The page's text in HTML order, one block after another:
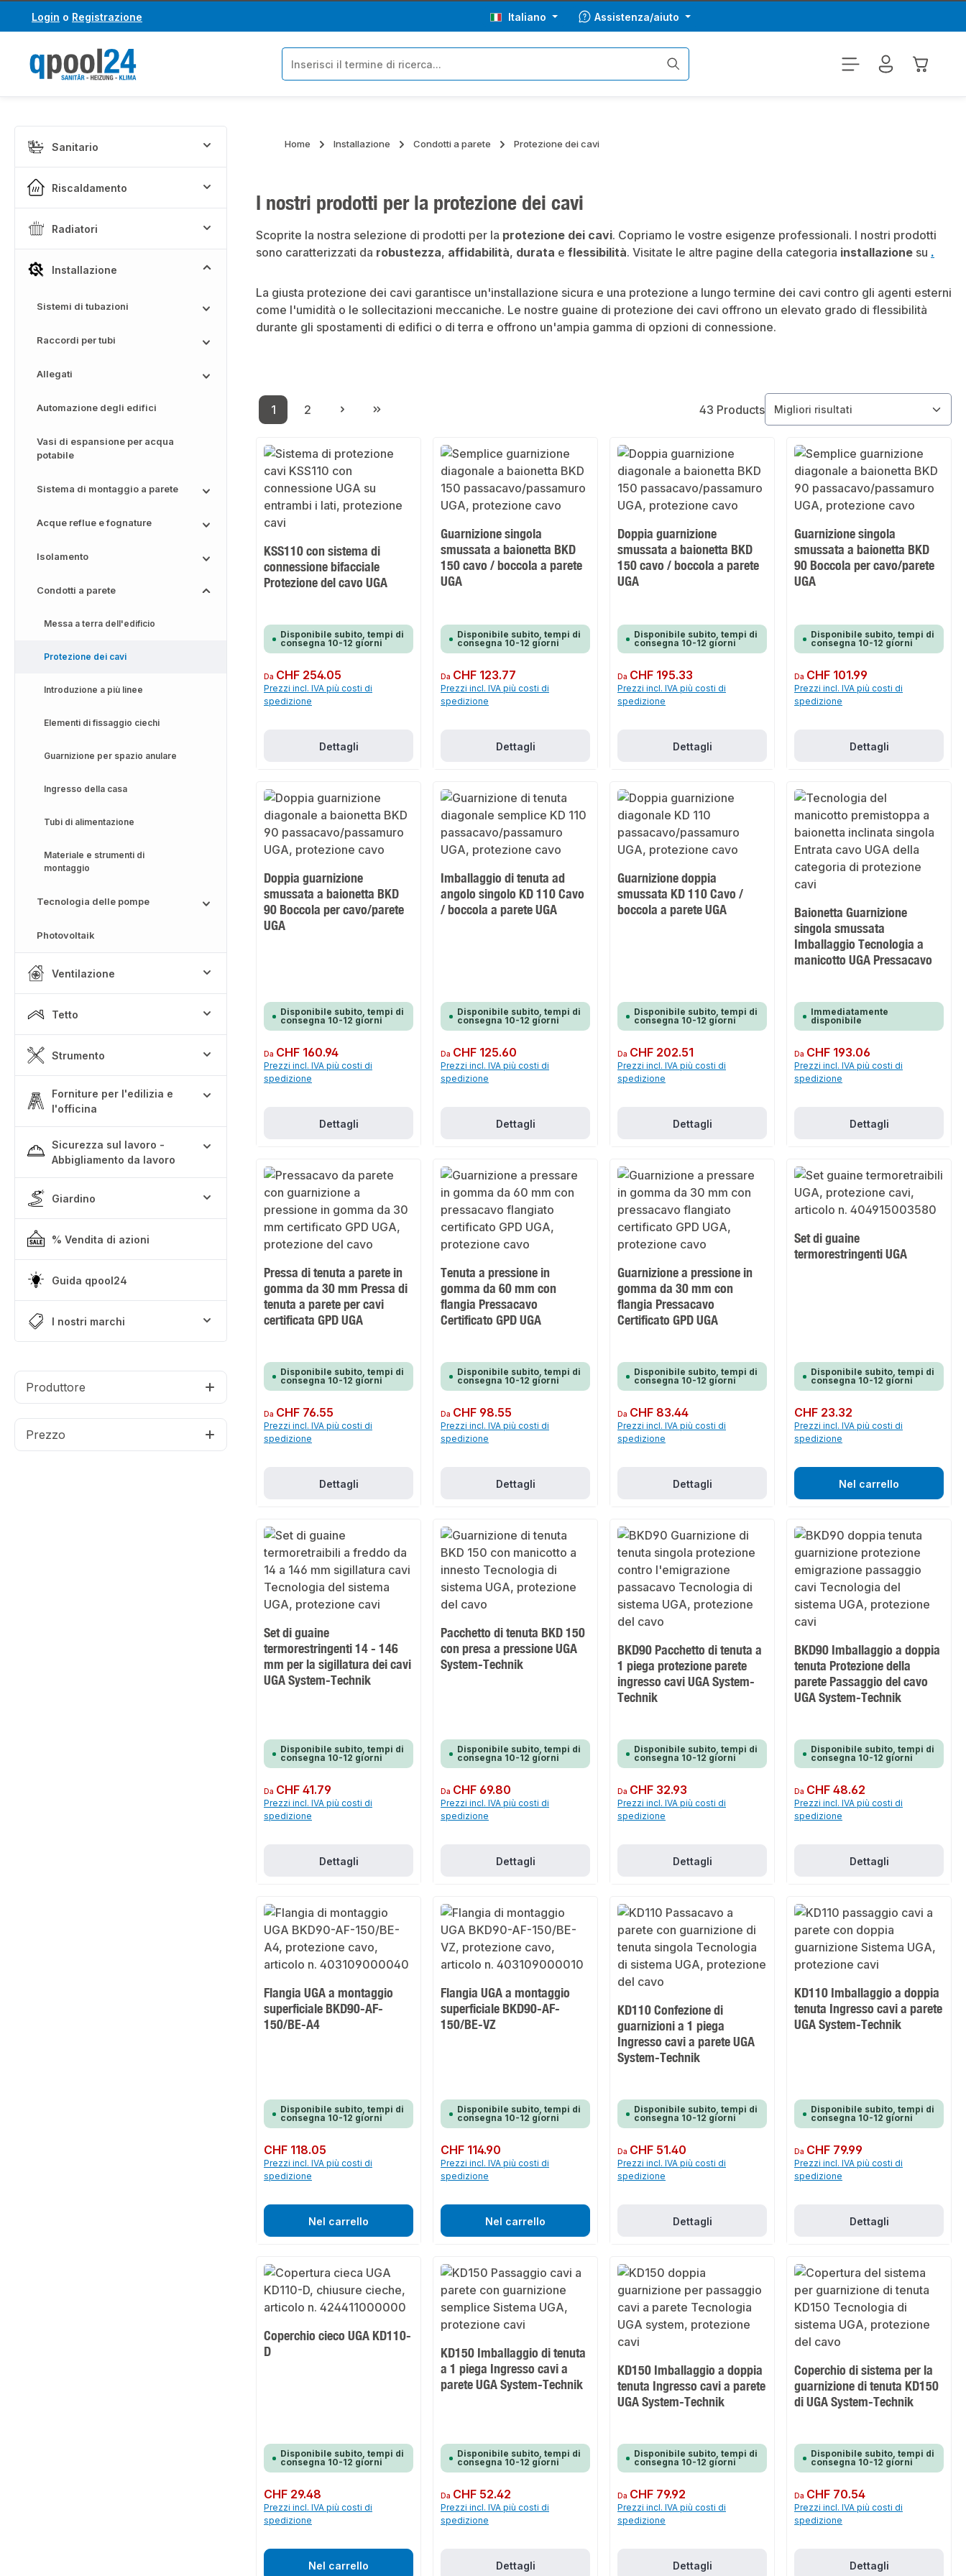
al contenuto principale
Salta alla ricerca
Login o Registrazione Italiano Assistenza/aiuto
Il
Sanitario
Riscaldamento
Radiatori
Installazione
Sistemi di tubazioni
Raccordi per tubi
Allegati
Automazione degli edifici
Vasi di espansione per acqua
potabile
Sistema di montaggio a parete
Acque reflue e fognature
Isolamento
Condotti a parete
Messa a terra dell'edificio
Protezione dei cavi
Introduzione a più linee
Elementi di fissaggio ciechi
Guarnizione per spazio anulare
Ingresso della casa
Tubi di alimentazione
Materiale e strumenti di
montaggio
Tecnologia delle pompe
Photovoltaik
Ventilazione
Tetto
Strumento
Forniture per l'edilizia e
l'officina
Sicurezza sul lavoro -
Abbigliamento da lavoro
Giardino
% Vendita di azioni
Guida qpool24
I nostri marchi
Produttore
Prezzo
Home Installazione Condotti a parete Protezione dei cavi
I nostri prodotti per la protezione dei cavi
Scoprite la nostra selezione di prodotti per la protezione dei cavi. Copriamo le vostre esigenze professionali. I nostri prodotti
sono caratterizzati da robustezza, affidabilità, durata e flessibilità. Visitate le altre pagine della categoria installazione su .
La giusta protezione dei cavi garantisce un'installazione sicura e una protezione a lungo termine dei cavi contro gli agenti esterni
come l'umidità o le sollecitazioni meccaniche. Le nostre guaine di protezione dei cavi offrono un elevato grado di flessibilità
durante gli spostamenti di edifici o di terra e offrono un'ampia gamma di opzioni di connessione.
Pagina
1
Pagina
2 43 Products
KSS110 con sistema di
connessione bifacciale
Protezione del cavo UGA
Disponibile subito, tempi di
consegna 10-12 giorni
Prezzo normale:
Da CHF 254.05
Prezzi incl. IVA più costi di
spedizione
Dettagli
Guarnizione singola
smussata a baionetta BKD
150 cavo / boccola a parete
UGA
Disponibile subito, tempi di
consegna 10-12 giorni
Prezzo normale:
Da CHF 123.77
Prezzi incl. IVA più costi di
spedizione
Dettagli
Doppia guarnizione
smussata a baionetta BKD
150 cavo / boccola a parete
UGA
Disponibile subito, tempi di
consegna 10-12 giorni
Prezzo normale:
Da CHF 195.33
Prezzi incl. IVA più costi di
spedizione
Dettagli
Guarnizione singola
smussata a baionetta BKD
90 Boccola per cavo/parete
UGA
Disponibile subito, tempi di
consegna 10-12 giorni
Prezzo normale:
Da CHF 101.99
Prezzi incl. IVA più costi di
spedizione
Dettagli
Doppia guarnizione
smussata a baionetta BKD
90 Boccola per cavo/parete
UGA
Disponibile subito, tempi di
consegna 10-12 giorni
Prezzo normale:
Da CHF 160.94
Prezzi incl. IVA più costi di
spedizione
Dettagli
Imballaggio di tenuta ad
angolo singolo KD 110 Cavo
/ boccola a parete UGA
Disponibile subito, tempi di
consegna 10-12 giorni
Prezzo normale:
Da CHF 125.60
Prezzi incl. IVA più costi di
spedizione
Dettagli
Guarnizione doppia
smussata KD 110 Cavo /
boccola a parete UGA
Disponibile subito, tempi di
consegna 10-12 giorni
Prezzo normale:
Da CHF 202.51
Prezzi incl. IVA più costi di
spedizione
Dettagli
Baionetta Guarnizione
singola smussata
Imballaggio Tecnologia a
manicotto UGA Pressacavo
Immediatamente
disponibile
Prezzo normale:
Da CHF 193.06
Prezzi incl. IVA più costi di
spedizione
Dettagli
Pressa di tenuta a parete in
gomma da 30 mm Pressa di
tenuta a parete per cavi
certificata GPD UGA
Disponibile subito, tempi di
consegna 10-12 giorni
Prezzo normale:
Da CHF 76.55
Prezzi incl. IVA più costi di
spedizione
Dettagli
Tenuta a pressione in
gomma da 60 mm con
flangia Pressacavo
Certificato GPD UGA
Disponibile subito, tempi di
consegna 10-12 giorni
Prezzo normale:
Da CHF 98.55
Prezzi incl. IVA più costi di
spedizione
Dettagli
Guarnizione a pressione in
gomma da 30 mm con
flangia Pressacavo
Certificato GPD UGA
Disponibile subito, tempi di
consegna 10-12 giorni
Prezzo normale:
Da CHF 83.44
Prezzi incl. IVA più costi di
spedizione
Dettagli
Set di guaine
termorestringenti UGA
Disponibile subito, tempi di
consegna 10-12 giorni
Prezzo normale:
CHF 23.32
Prezzi incl. IVA più costi di
spedizione
Nel carrello
Set di guaine
termorestringenti 14 - 146
mm per la sigillatura dei cavi
UGA System-Technik
Disponibile subito, tempi di
consegna 10-12 giorni
Prezzo normale:
Da CHF 41.79
Prezzi incl. IVA più costi di
spedizione
Dettagli
Pacchetto di tenuta BKD 150
con presa a pressione UGA
System-Technik
Disponibile subito, tempi di
consegna 10-12 giorni
Prezzo normale:
Da CHF 69.80
Prezzi incl. IVA più costi di
spedizione
Dettagli
BKD90 Pacchetto di tenuta a
1 piega protezione parete
ingresso cavi UGA System-
Technik
Disponibile subito, tempi di
consegna 10-12 giorni
Prezzo normale:
Da CHF 32.93
Prezzi incl. IVA più costi di
spedizione
Dettagli
BKD90 Imballaggio a doppia
tenuta Protezione della
parete Passaggio del cavo
UGA System-Technik
Disponibile subito, tempi di
consegna 10-12 giorni
Prezzo normale:
Da CHF 48.62
Prezzi incl. IVA più costi di
spedizione
Dettagli
Flangia UGA a montaggio
superficiale BKD90-AF-
150/BE-A4
Disponibile subito, tempi di
consegna 10-12 giorni
Prezzo normale:
CHF 118.05
Prezzi incl. IVA più costi di
spedizione
Nel carrello
Flangia UGA a montaggio
superficiale BKD90-AF-
150/BE-VZ
Disponibile subito, tempi di
consegna 10-12 giorni
Prezzo normale:
CHF 114.90
Prezzi incl. IVA più costi di
spedizione
Nel carrello
KD110 Confezione di
guarnizioni a 1 piega
Ingresso cavi a parete UGA
System-Technik
Disponibile subito, tempi di
consegna 10-12 giorni
Prezzo normale:
Da CHF 51.40
Prezzi incl. IVA più costi di
spedizione
Dettagli
KD110 Imballaggio a doppia
tenuta Ingresso cavi a parete
UGA System-Technik
Disponibile subito, tempi di
consegna 10-12 giorni
Prezzo normale:
Da CHF 79.99
Prezzi incl. IVA più costi di
spedizione
Dettagli
Coperchio cieco UGA KD110-
D
Disponibile subito, tempi di
consegna 10-12 giorni
Prezzo normale:
CHF 29.48
Prezzi incl. IVA più costi di
spedizione
Nel carrello
KD150 Imballaggio di tenuta
a 1 piega Ingresso cavi a
parete UGA System-Technik
Disponibile subito, tempi di
consegna 10-12 giorni
Prezzo normale:
Da CHF 52.42
Prezzi incl. IVA più costi di
spedizione
Dettagli
KD150 Imballaggio a doppia
tenuta Ingresso cavi a parete
UGA System-Technik
Disponibile subito, tempi di
consegna 10-12 giorni
Prezzo normale:
Da CHF 79.92
Prezzi incl. IVA più costi di
spedizione
Dettagli
Coperchio di sistema per la
guarnizione di tenuta KD150
di UGA System-Technik
Disponibile subito, tempi di
consegna 10-12 giorni
Prezzo normale:
Da CHF 70.54
Prezzi incl. IVA più costi di
spedizione
Dettagli